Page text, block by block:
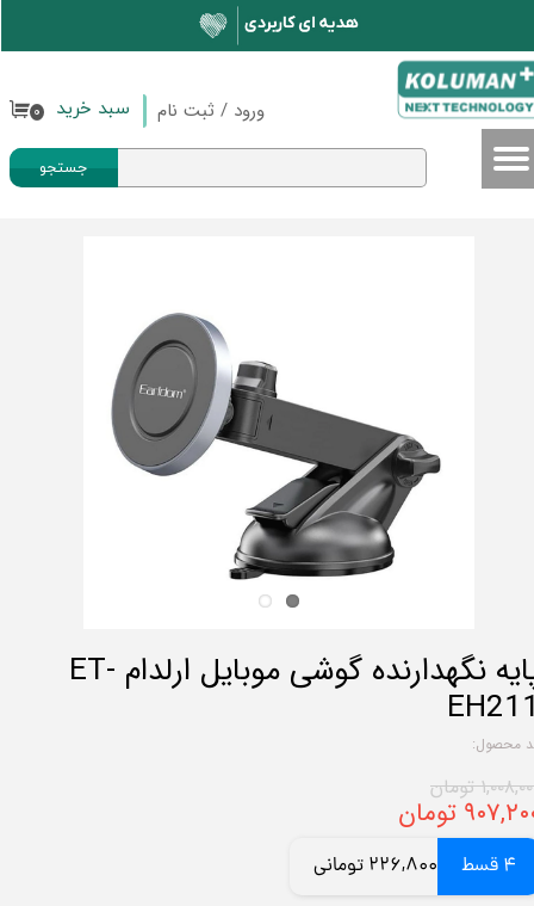
ورود / ثبت نام
حساب کاربری من
تغییر گذر واژه
سفارشات
جستجو
۰ سبد خرید
پایه نگهدارنده گوشی موبایل ارلدام ET-
محصول:
تومان
تومان
4 قسط 226,800 تومانی